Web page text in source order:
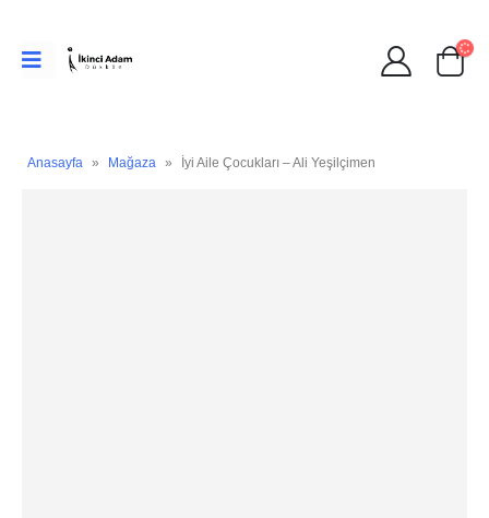
Anasayfa » Mağaza » İyi Aile Çocukları – Ali Yeşilçimen